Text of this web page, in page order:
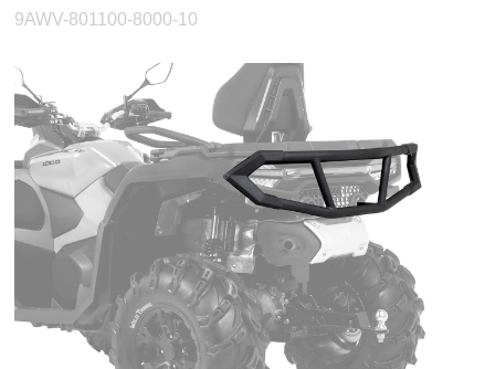
9AWV-801100-8000-10